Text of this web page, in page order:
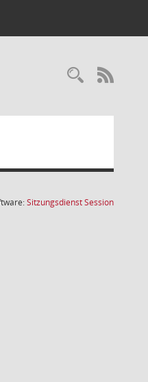
SitzungsdienstSession(Wird in